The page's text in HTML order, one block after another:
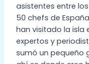
asistentes entre
50 chefs de
han visitado la isla
expertos y
sumó un pequeño